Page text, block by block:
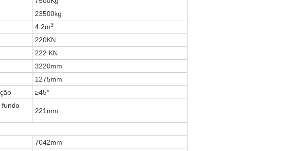
23500kg
4.2m3
220KN
222 KN
3220mm
1275mm
≥45°
fundo
221mm
7042mm